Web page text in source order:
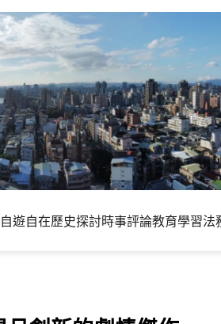
自遊自在歷史探討時事評論教育學習法